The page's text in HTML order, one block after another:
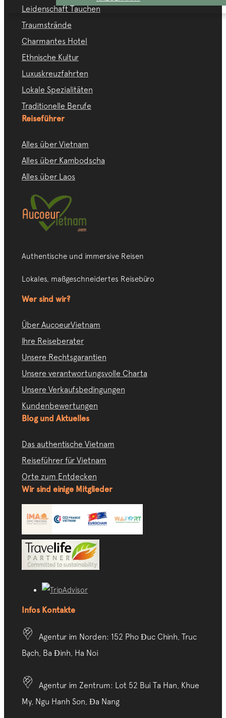
Leidenschaft Tauchen
Traumstrände
Charmantes Hotel
Ethnische Kultur
Luxuskreuzfahrten
Lokale Spezialitäten
Traditionelle Berufe
Reiseführer
Alles über Vietnam
Alles über Kambodscha
Alles über Laos
Authentische und immersive Reisen
Lokales, maßgeschneidertes Reisebüro
Wer sind wir?
Über AucoeurVietnam
Ihre Reiseberater
Unsere Rechtsgarantien
Unsere verantwortungsvolle Charta
Unsere Verkaufsbedingungen
Kundenbewertungen
Blog und Aktuelles
Das authentische Vietnam
Reiseführer für Vietnam
Orte zum Entdecken
Wir sind einige Mitglieder
Infos Kontakte
Agentur im Norden: 152 Pho Đuc Chinh, Truc
Bạch, Ba Đinh, Ha Noi
Agentur im Zentrum: Lot 52 Bui Ta Han, Khue
My, Ngu Hanh Son, Đa Nang